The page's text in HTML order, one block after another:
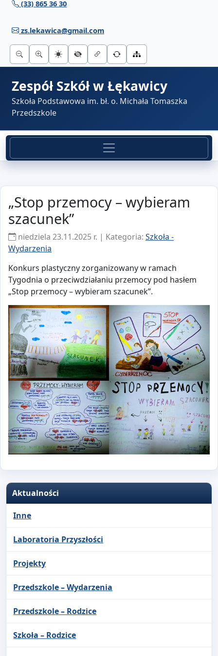
Przejdź do treści
(33) 865 36 30
zs.lekawica@gmail.com
Zespół Szkół w Łękawicy
Szkoła Podstawowa im. bł. o. Michała Tomaszka
Przedszkole
„Stop przemocy – wybieram
szacunek”
niedziela 23.11.2025 r. | Kategoria: Szkoła -
Wydarzenia
Konkurs plastyczny zorganizowany w ramach
Tygodnia o przeciwdziałaniu przemocy pod hasłem
„Stop przemocy – wybieram szacunek”.
Aktualności
Inne
Laboratoria Przyszłości
Projekty
Przedszkole – Wydarzenia
Przedszkole – Rodzice
Szkoła – Rodzice